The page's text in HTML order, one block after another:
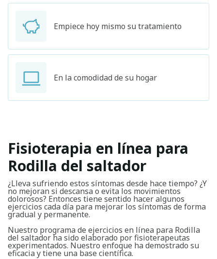
Empiece hoy mismo su tratamiento
En la comodidad de su hogar
Fisioterapia en línea para
Rodilla del saltador
¿Lleva sufriendo estos síntomas desde hace tiempo? ¿Y
no mejoran si descansa o evita los movimientos
dolorosos? Entonces tiene sentido hacer algunos
ejercicios cada día para mejorar los síntomas de forma
gradual y permanente.
Nuestro programa de ejercicios en línea para Rodilla
del saltador ha sido elaborado por fisioterapeutas
experimentados. Nuestro enfoque ha demostrado su
eficacia y tiene una base científica.